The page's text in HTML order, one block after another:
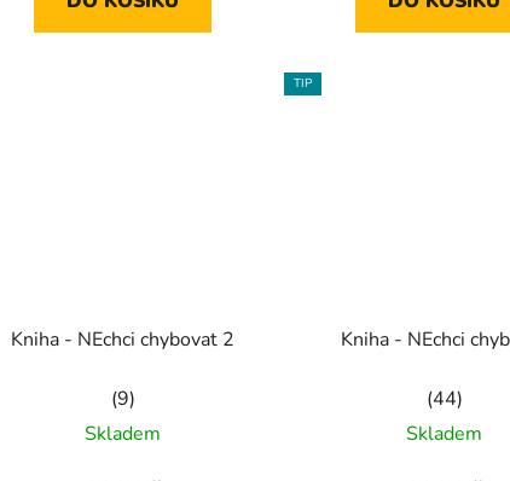
hvězdiček.
hvězdiček.
Kniha - NEchci chybovat 2
Průměrné
hodnocení
Skladem
TIP
Kniha - NEchci
Průměrné
hodnocení
Skladem